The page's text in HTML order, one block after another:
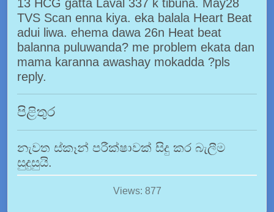
13 HCG gatta Laval 337 k tibuna. May28
TVS Scan enna kiya. eka balala Heart Beat
adui liwa. ehema dawa 26n Heat beat
balanna puluwanda? me problem ekata dan
mama karanna awashay mokadda ?pls
reply.
පිළිතුර
නැවත ස්කෑන් පරීක්ෂාවක් සිදු කර බැලීම
සුදුසුයි.
Views: 877